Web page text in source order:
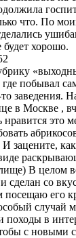
что. По
хорошо.
побывал
заведения.
в Москве ,
нравится это
И зацените,
В целом
со
посещаю его
случай
походы в
с новыми